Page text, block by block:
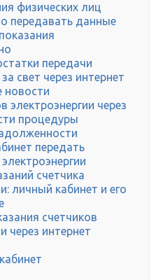
физических лиц
передавать данные
передачи
свет через интернет
новости
электроэнергии через
процедуры
передать
счетчика
личный кабинет и его
счетчиков
через интернет